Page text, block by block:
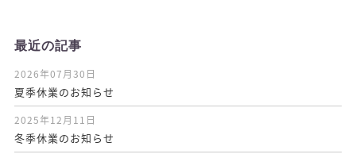
最近の記事
2026年07月30日
夏季休業のお知らせ
2025年12月11日
冬季休業のお知らせ